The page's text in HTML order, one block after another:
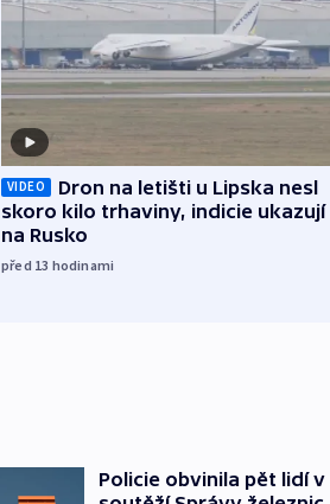
VIDEO
Dron na letišti u Lipska nesl
skoro kilo trhaviny, indicie ukazují
na Rusko
před 13 hodinami
Policie obvinila pět lidí